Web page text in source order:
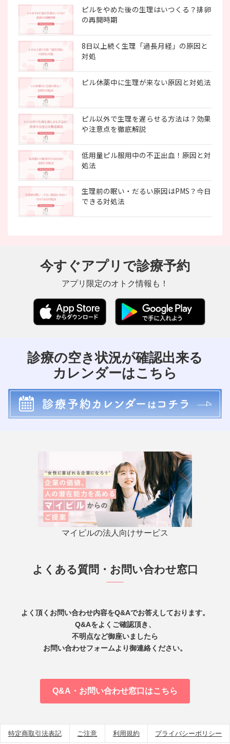
ピルをやめた後の生理はいつくる？排卵
の再開時期
8日以上続く生理「過長月経」の原因と
対処
ピル休薬中に生理が来ない原因と対処法
ピル以外で生理を遅らせる方法は？効果
や注意点を徹底解説
低用量ピル服用中の不正出血！原因と対
処法
生理前の眠い・だるい原因はPMS？今日
できる対処法
今すぐアプリで診療予約
アプリ限定のオトク情報も！
診療の空き状況が確認出来る
カレンダーはこちら
マイピルの法人向けサービス
よくある質問・お問い合わせ窓口
よく頂くお問い合わせ内容をQ&Aでお答えしております。
Q&Aをよくご確認頂き、
不明点など御座いましたら
お問い合わせフォームより御連絡ください。
Q&A・お問い合わせ窓口はこちら
特定商取引法表記 ご注意 利用規約 プライバシーポリシー